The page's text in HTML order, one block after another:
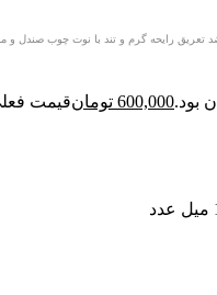
رایحه گرم و تند با نوت چوب صندل و مشک
600,000 تومانقیمت فعلی